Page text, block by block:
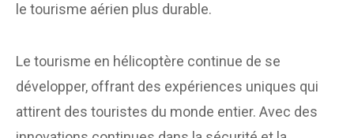
le tourisme aérien plus durable.
Le tourisme en hélicoptère continue de se
développer, offrant des expériences uniques qui
attirent des touristes du monde entier. Avec des